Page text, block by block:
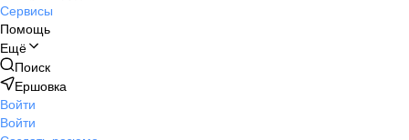
Сервисы
Помощь
Ещё
Поиск
Ершовка
Войти
Войти